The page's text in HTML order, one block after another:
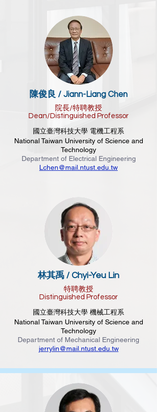
陳俊良 / Jiann-Liang Chen
院長/特聘教授
Dean/Distinguished Professor
國立臺灣科技大學 電機工程系
National Taiwan University of Science and
Technology
Department of Electrical Engineering
Lchen@mail.ntust.edu.tw
林其禹 / Chyi-Yeu Lin
特聘教授
Distinguished Professor
國立臺灣科技大學 機械工程系
National Taiwan University of Science and
Technology
Department of Mechanical Engineering
jerrylin@mail.ntust.edu.tw